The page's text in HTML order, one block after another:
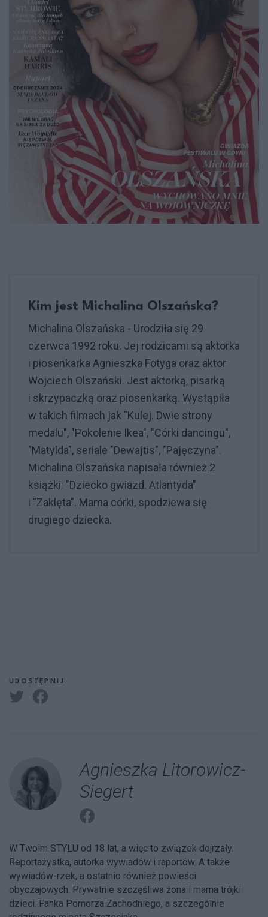
Kim jest Michalina Olszańska?
Michalina Olszańska - Urodziła się 29
czerwca 1992 roku. Jej rodzicami są aktorka
i piosenkarka Agnieszka Fotyga oraz aktor
Wojciech Olszański. Jest aktorką, pisarką
i skrzypaczką oraz piosenkarką. Wystąpiła
w takich filmach jak "Kulej. Dwie strony
medalu", "Pokolenie Ikea", "Córki dancingu",
"Matylda", seriale "Dewajtis", "Pajęczyna".
Michalina Olszańska napisała również 2
książki: "Dziecko gwiazd. Atlantyda"
i "Zaklęta". Mama córki, spodziewa się
drugiego dziecka.
UDOSTĘPNIJ
Agnieszka Litorowicz-
Siegert
W Twoim STYLU od 18 lat, a więc to związek dojrzały.
Reportażystka, autorka wywiadów i raportów. A także
wywiadów-rzek, a ostatnio również powieści
obyczajowych. Prywatnie szczęśliwa żona i mama trójki
dzieci. Fanka Pomorza Zachodniego, a szczególnie